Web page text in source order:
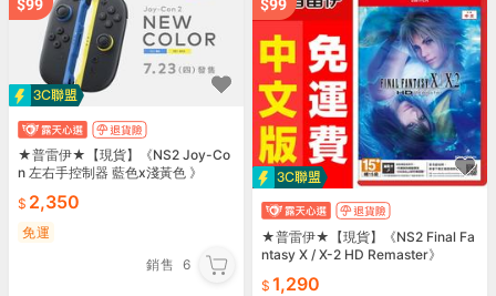
★普雷伊★【現貨】《NS2 Joy-Co
n 左右手控制器 藍色x淺黃色 》
2,350
免運
銷售 6
★普雷伊★【現貨】《NS2 Final Fa
ntasy X / X-2 HD Remaster》
1,290